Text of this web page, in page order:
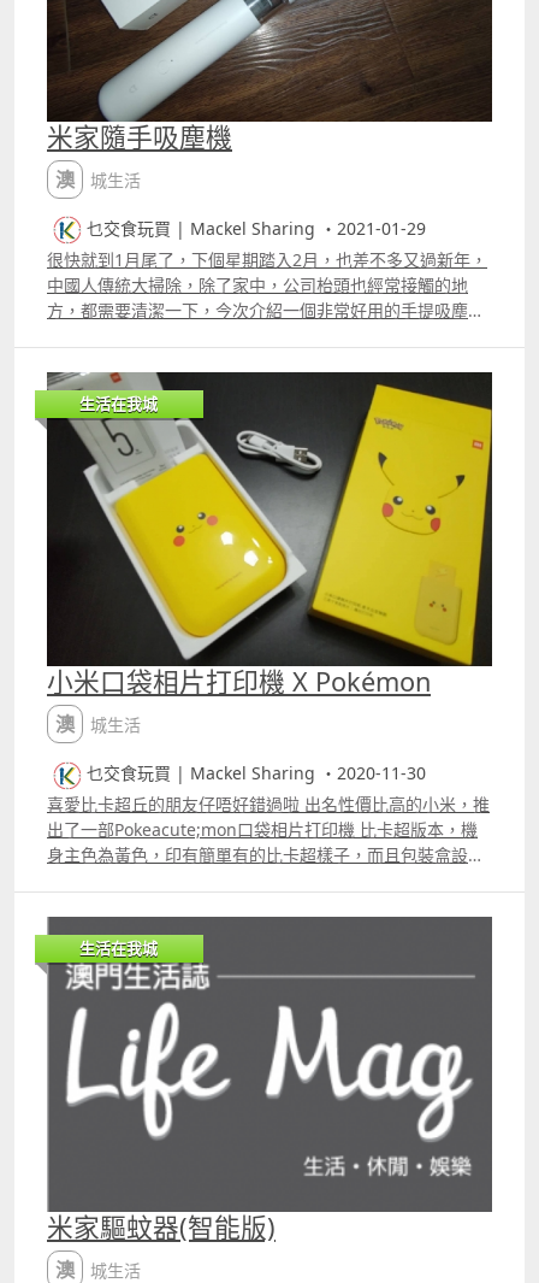
器、sim卡針 總結： 小米最新的 Xiaomi 12 系列，鏡頭表
現令小編驚喜，在惡劣的天氣環境下亦能展現鮮艷的照片效
果，就算不修圖亦可以立即發佈，非常適合喜愛攝影的朋
友！黑色機身率性有質感，紫色顏值十足，非常適合女生。
如果想要一個更性價比嘅選擇，同系列的Xiaomi 12X一樣出
色！Xiaomi 12 系列已經於 3 月 30 日在澳門開賣！有興趣
的朋友，不妨去澳門電訊的各大門市體驗一下！ 更多
Xiaomi 12 系列產品資訊：按此 Xiaomi 12 系列額外禮遇 首
銷贈品 由3月30日至4月12日 Xiaomi 10000mAh移動電源 3
Ultra Compact乙個（價值澳門幣 $149） 可享24個月超長
保養及1次6個月碎屏保障服務（價值高達澳門幣$899）
米家隨手吸塵機
澳城生活
乜交食玩買 | Mackel Sharing ・2021-01-29
很快就到1月尾了，下個星期踏入2月，也差不多又過新年，
中國人傳統大掃除，除了家中，公司枱頭也經常接觸的地
方，都需要清潔一下，今次介紹一個非常好用的手提吸塵機
生活在我城
小米口袋相片打印機 X Pokémon
澳城生活
乜交食玩買 | Mackel Sharing ・2020-11-30
喜愛比卡超丘的朋友仔唔好錯過啦 出名性價比高的小米，推
出了一部Pokeacute;mon口袋相片打印機 比卡超版本，機
身主色為黃色，印有簡單有的比卡超樣子，而且包裝盒設計
生活在我城
米家驅蚊器(智能版)
澳城生活